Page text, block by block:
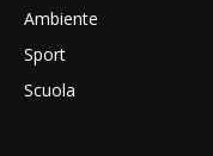
Ambiente
Sport
Scuola